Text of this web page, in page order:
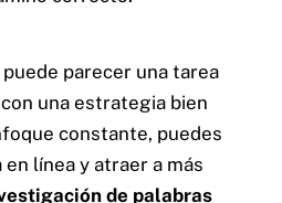
puede parecer una tarea
una estrategia bien
constante, puedes
línea y atraer a más
de palabras